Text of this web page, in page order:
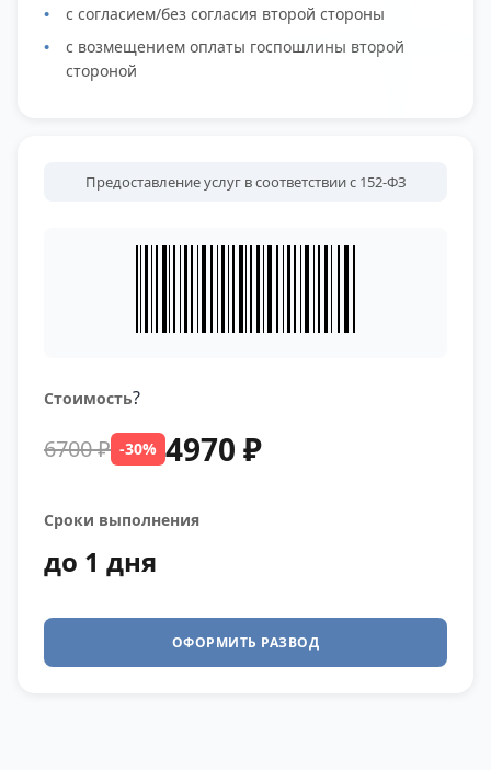
с согласием/без согласия второй стороны
с возмещением оплаты госпошлины второй
стороной
Предоставление услуг в соответствии с 152-ФЗ
Стоимость?
6700 ₽ -30% 4970 ₽
Сроки выполнения
до 1 дня
ОФОРМИТЬ РАЗВОД